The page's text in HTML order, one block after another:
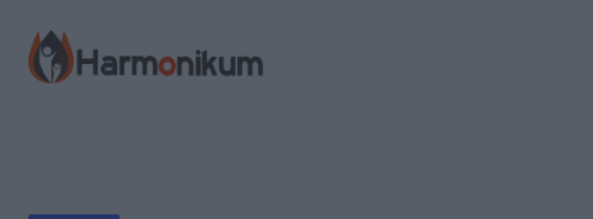
content